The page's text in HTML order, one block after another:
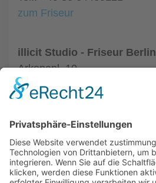
zum Friseur
illicit Studio - Friseur Berlin
Arkonapl. 10
10435 Berlin
Tel.: +49 30 44047010